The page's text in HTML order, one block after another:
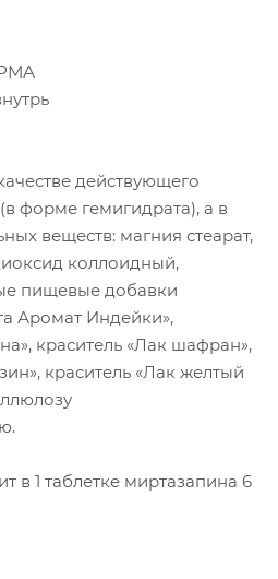
действующего
форме гемигидрата), а в
веществ: магния стеарат,
коллоидный,
пищевые добавки
Аромат Индейки»,
краситель «Лак шафран»,
краситель «Лак желтый
в 1 таблетке миртазапина 6